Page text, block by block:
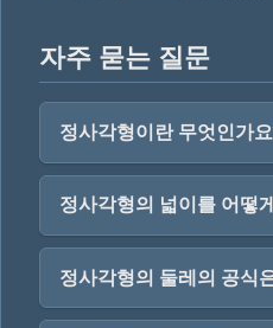
자주 묻는 질문
정사각형이란 무엇인가
정사각형의 넓이를 어떻
정사각형의 둘레의 공식